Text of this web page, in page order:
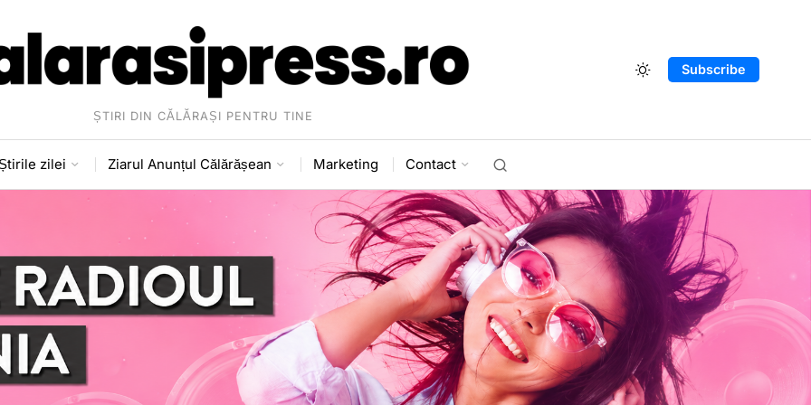
ȘTIRI DIN CĂLĂRAȘI PENTRU TINE
Subscribe
zilei Ziarul Anunțul Călărășean Marketing Contact